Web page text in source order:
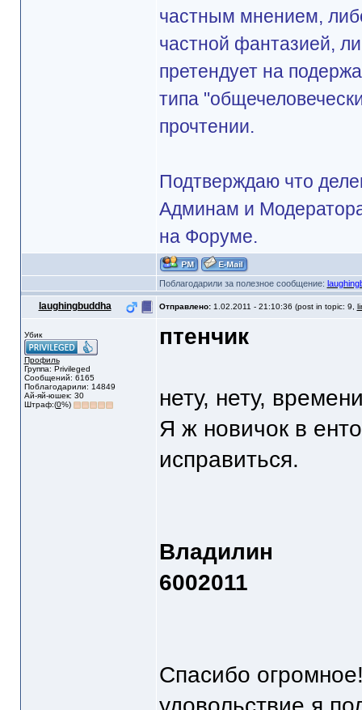
частным мнением,
частной фантазией,
претендует на
типа
прочтении.
Подтверждаю что
Админам и
на Форуме.
Поблагодарили за полезное сообщение:
laughingbuddha Отправлено: 1.02.2011 - 21:10:36 (post in topic: 9,
Убик
Профиль
Группа: Privileged
Сообщений: 6165
Поблагодарили: 14849
Ай-яй-юшек: 30
Штраф:(0%)
птенчик
нету, нету,
Я ж новичок в
исправиться.
Владилин
6002011
Спасибо